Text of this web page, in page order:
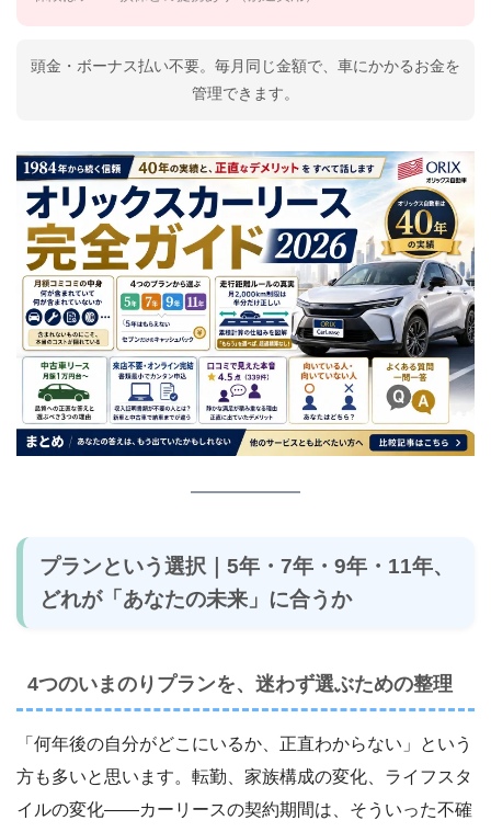
頭金・ボーナス払い不要。毎月同じ金額で、車にかかるお金を
管理できます。
プランという選択｜5年・7年・9年・11年、
どれが「あなたの未来」に合うか
4つのいまのりプランを、迷わず選ぶための整理
「何年後の自分がどこにいるか、正直わからない」という
方も多いと思います。転勤、家族構成の変化、ライフスタ
イルの変化――カーリースの契約期間は、そういった不確